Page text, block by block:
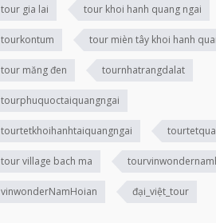
tour gia lai tour khoi hanh quang ngai
tourkontum tour mièn tây khoi hanh
tour măng đen tournhatrangdalat
tourphuquoctaiquangngai
tourtetkhoihanhtaiquangngai
tour village bach ma
vinwonderNamHoian đại_việt_tour